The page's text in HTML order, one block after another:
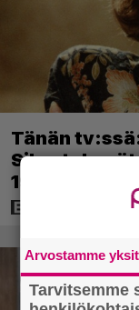
Tänän
Silvo
1984
Arvostamme
Tarvitsemme